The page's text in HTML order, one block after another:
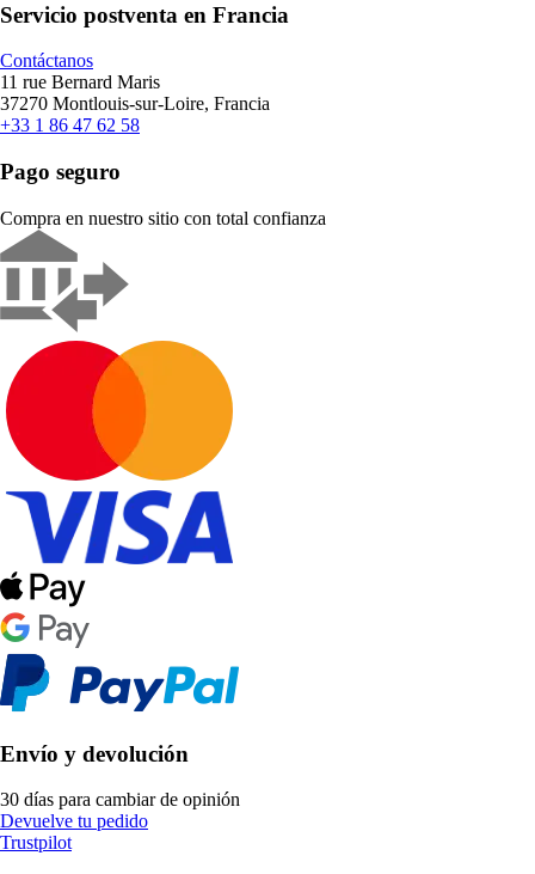
Servicio postventa en Francia
Contáctanos
11 rue Bernard Maris
37270 Montlouis-sur-Loire, Francia
+33 1 86 47 62 58
Pago seguro
Compra en nuestro sitio con total confianza
Envío y devolución
30 días para cambiar de opinión
Devuelve tu pedido
Trustpilot